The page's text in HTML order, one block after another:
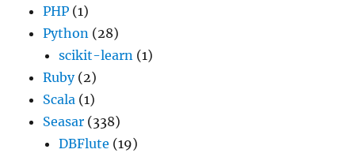
PHP (1)
Python (28)
scikit-learn (1)
Ruby(2)
Scala (1)
Seasar (338)
DBFlute (19)